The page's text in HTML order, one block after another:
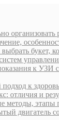
организовать
букет,
к УЗИ
к
отличия и
методы, этапы
двигатель